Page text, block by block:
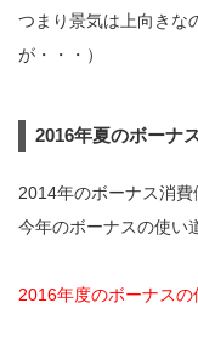
つまり景気は上向きな
が・・・）
2016年夏のボーナ
2014年のボーナス消費
今年のボーナスの使い
2016年度のボーナスの